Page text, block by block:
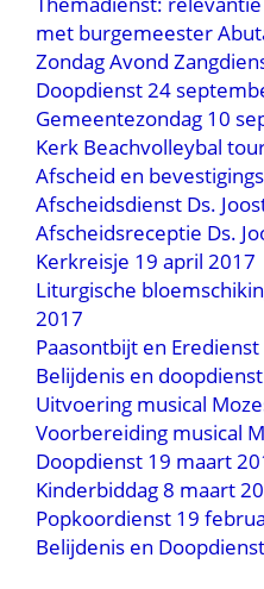
met burgemeester
Zondag Avond
Doopdienst 24
Gemeentezondag 10
Kerk Beachvolleybal
Afscheid en
Afscheidsdienst Ds.
Afscheidsreceptie Ds.
Kerkreisje 19 april 2017
Liturgische
2017
Paasontbijt en
Belijdenis en
Uitvoering musical
Voorbereiding musical
Doopdienst 19 maart
Kinderbiddag 8 maart
Popkoordienst 19
Belijdenis en